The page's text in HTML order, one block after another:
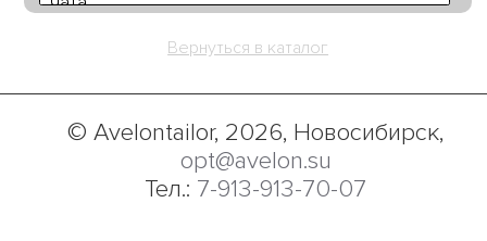
Вернуться в каталог
© Avelontailor, 2026, Новосибирск,
opt@avelon.su
Тел.: 7-913-913-70-07
Нажимая на кнопку «Я согласен» вы даёте
персональных данных (или данных вашей
обработку ваших персональных данные в
связи с использованием систем
Яндекс.Метрики и Carrot Quest на условиях,